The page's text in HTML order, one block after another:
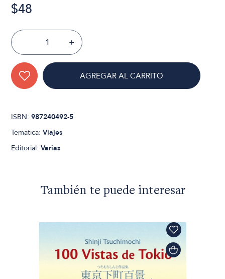
$48
- +
AGREGAR AL CARRITO
ISBN:987240492-5
Temática:Viajes
Editorial:Varias
También te puede interesar